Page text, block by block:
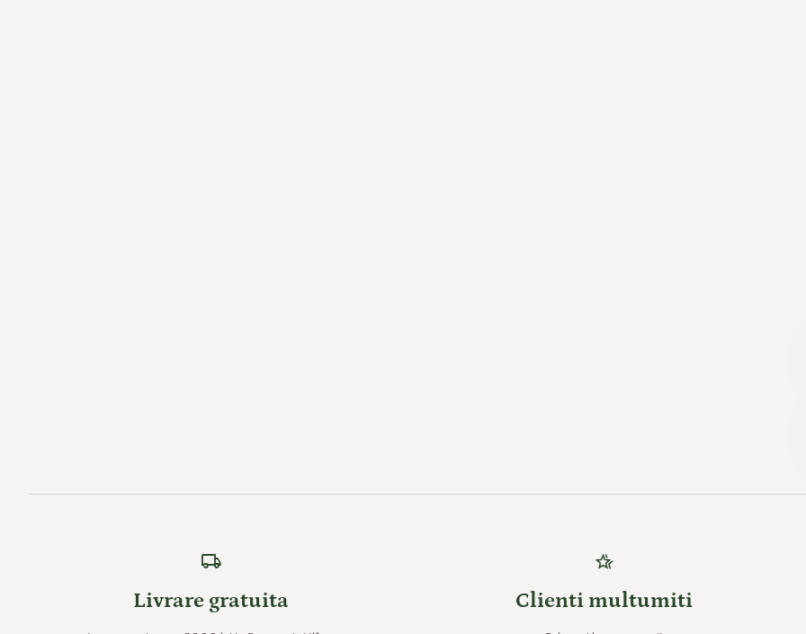
local_shipping
Livrare gratuita
hotel_class
Clienti multumiti